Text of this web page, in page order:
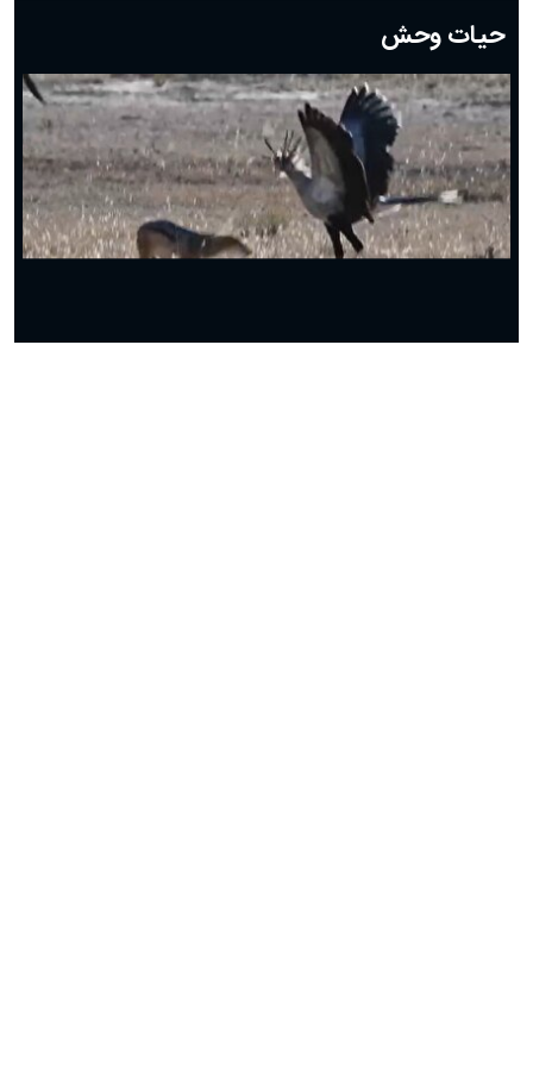
دعای روز بیستم ماه رمضان؛ ۱۹ اسفند ۱۴۰۴
دعای روز هشتم ماه مبارک رمضان؛ ۷ اسفند ماه ۱۴۰۴
دعای روز هفتم ماه رمضان؛ ۶ اسفند ۱۴۰۴
دعای روز ششم ماه رمضان؛ ۵ اسفند ۱۴۰۴
دعای روز پنجم ماه رمضان؛ ۴ اسفند ۱۴۰۴
دعای روز چهارم ماه مبارک رمضان؛ ۳ اسفند ۱۴۰۴
دعای روز سوم ماه مبارک رمضان؛ ۱۴ اسفند ۱۴۰۴
دعای روز دوم ماه مبارک رمضان ۱ اسفند ماه ۱۴۰۴
دعای روز اول ماه مبارک رمضان، ۳۰ بهمن ۱۴۰۴
حیات وحش